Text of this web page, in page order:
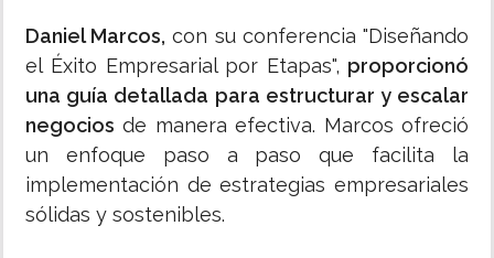
Daniel Marcos, con su conferencia "Diseñando
el Éxito Empresarial por Etapas", proporcionó
una guía detallada para estructurar y escalar
negocios de manera efectiva. Marcos ofreció
un enfoque paso a paso que facilita la
implementación de estrategias empresariales
sólidas y sostenibles.